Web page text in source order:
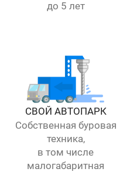
до 5 лет
СВОЙ АВТОПАРК
Собственная буровая
техника,
в том числе
малогабаритная